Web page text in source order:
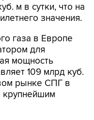
м в сутки, что на
значения.
газа в Европе
для
мощность
109 млрд куб.
рынке СПГ в
крупнейшим